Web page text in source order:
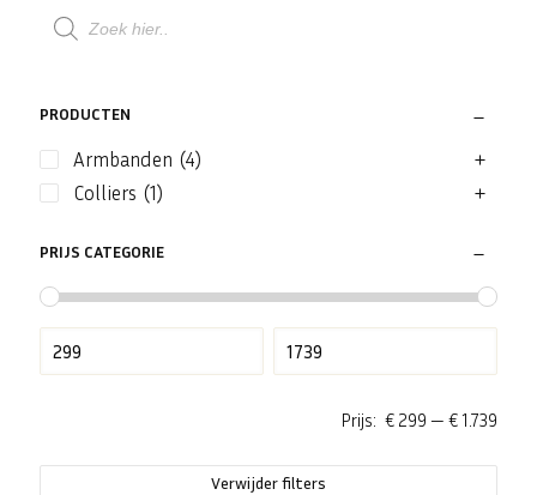
Producten
zoeken
PRODUCTEN
Armbanden (4)
Colliers (1)
PRIJS CATEGORIE
Prijs: € 299 — € 1.739
Verwijder filters